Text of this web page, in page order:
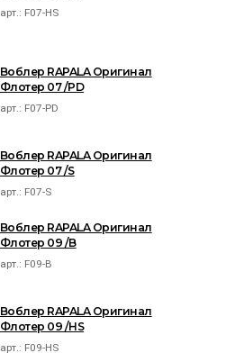
арт.: F07-HS
Воблер RAPALA Оригинал
Флотер 07 /PD
арт.: F07-PD
Воблер RAPALA Оригинал
Флотер 07 /S
арт.: F07-S
Воблер RAPALA Оригинал
Флотер 09 /B
арт.: F09-B
Воблер RAPALA Оригинал
Флотер 09 /HS
арт.: F09-HS